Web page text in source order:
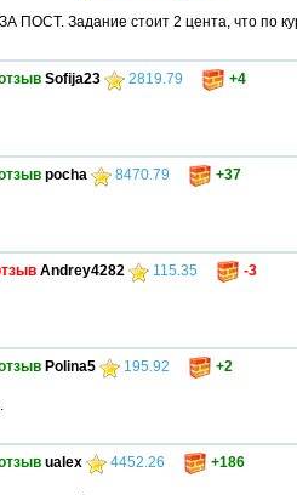
ПОСТ. Задание стоит 2 цента, что по
Sofija23 2819.79 +4
pocha 8470.79 +37
Andrey4282 115.35 -3
Polina5 195.92 +2
ualex 4452.26 +186